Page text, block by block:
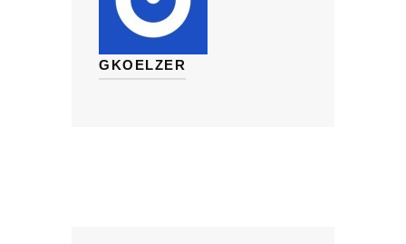
GKOELZER